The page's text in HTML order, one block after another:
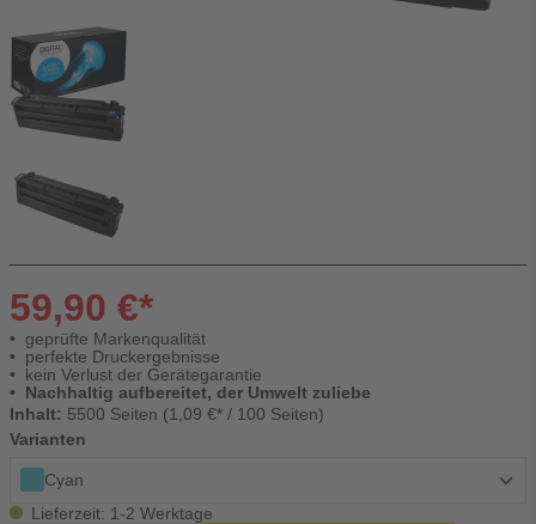
59,90 €*
geprüfte Markenqualität
perfekte Druckergebnisse
kein Verlust der Gerätegarantie
Nachhaltig aufbereitet, der Umwelt zuliebe
Inhalt: 5500 Seiten (1,09 €* / 100 Seiten)
Varianten
Cyan
Lieferzeit: 1-2 Werktage